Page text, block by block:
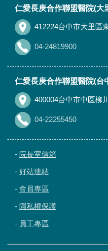
仁愛長庚合作聯盟醫院(大
412224台中市大里區
04-24819900
仁愛長庚合作聯盟醫院(台
400004台中市中區柳
04-22255450
- 院長室信箱
- 好站連結
- 會員專區
- 隱私權保護
- 員工專區